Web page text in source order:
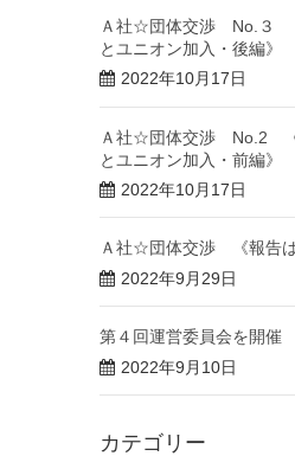
Ａ社☆団体交渉 No.３
とユニオン加入・後編》
2022年10月17日
Ａ社☆団体交渉 No.2
とユニオン加入・前編》
2022年10月17日
Ａ社☆団体交渉 《報告は
2022年9月29日
第４回運営委員会を開催
2022年9月10日
カテゴリー